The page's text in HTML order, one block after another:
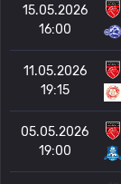
15.05.2026
16:00
11.05.2026
19:15
05.05.2026
19:00